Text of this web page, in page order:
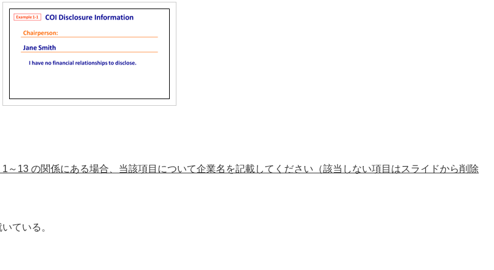
13 の関係にある場合、当該項目について企業名を記載してください（該当しない項目はスライドから削除
ている。